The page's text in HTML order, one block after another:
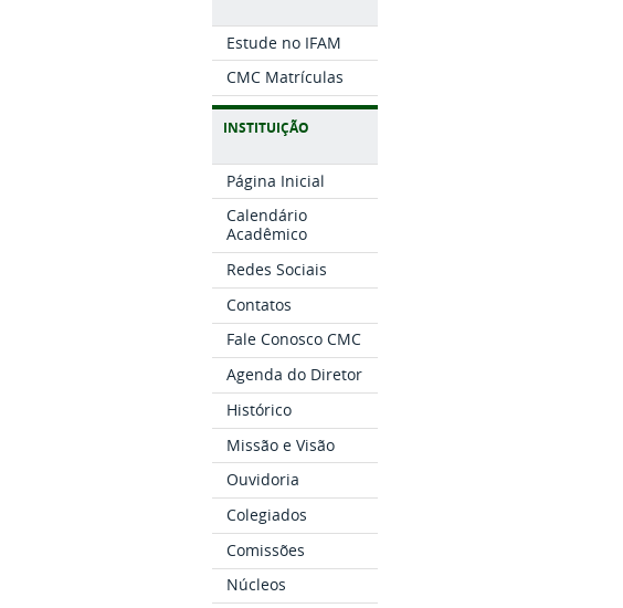
Estude no IFAM
CMC Matrículas
INSTITUIÇÃO
Página Inicial
Calendário
Acadêmico
Redes Sociais
Contatos
Fale Conosco CMC
Agenda do Diretor
Histórico
Missão e Visão
Ouvidoria
Colegiados
Comissões
Núcleos